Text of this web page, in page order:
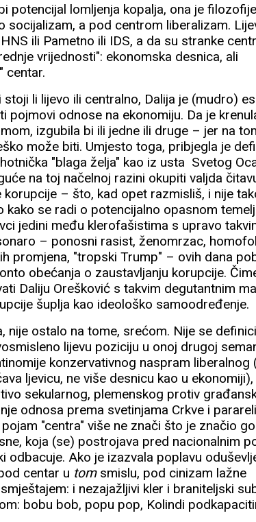
potencijal lomljenja kopalja, ona je
a pod centrom liberalizam.
ili Pametno ili IDS, a da su stranke
vrijednosti": ekonomska desnica, ali
centar.
li lijevo ili centralno, Dalija je (mudro)
pojmovi odnose na ekonomiju. Da je
izgubila bi ili jedne ili druge – jer na
može biti. Umjesto toga, pribjegla je
"blaga želja" kao iz usta Svetog
na toj načelnoj razini okupiti valjda
– što, kad opet razmisliš, i nije
kako se radi o potencijalno opasnom
jedini među klerofašistima s upravo
– ponosni rasist, ženomrzac,
promjena, "tropski Trump" – ovih dana
obećanja o zaustavljanju korupcije.
Daliju Orešković s takvim degutantnim
šuplja kao ideološko samoodređenje.
nije ostalo na tome, srećom. Nije se
lijevu poziciju u onoj drugoj
konzervativnog naspram liberalnog
ljevicu, ne više desnicu kao u
sekularnog, plemenskog protiv
odnosa prema svetinjama Crkve i
"centra" više ne znači što je značio
koja (se) postrojava pred nacionalnim
odbacuje. Ako je izazvala poplavu
centar u tom smislu, pod cinizam lažne
i nezajažljivi kler i braniteljski
bobu bob, popu pop, Kolindi